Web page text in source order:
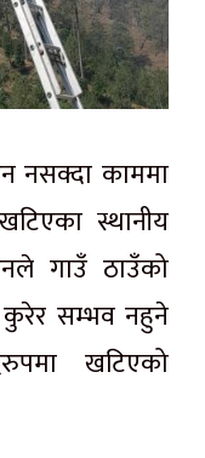
नसक्दा काममा
स्थानीय
गाउँ ठाउँको
कुरेर सम्भव नहुने
खटिएको